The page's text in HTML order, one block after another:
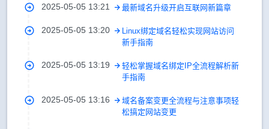
2025-05-05 13:21 最新域名升级开启互联网新篇章
2025-05-05 13:20
Linux绑定域名轻松实现网站访问
新手指南
2025-05-05 13:19
轻松掌握域名绑定IP全流程解析新
手指南
2025-05-05 13:16
域名备案变更全流程与注意事项轻
松搞定网站变更